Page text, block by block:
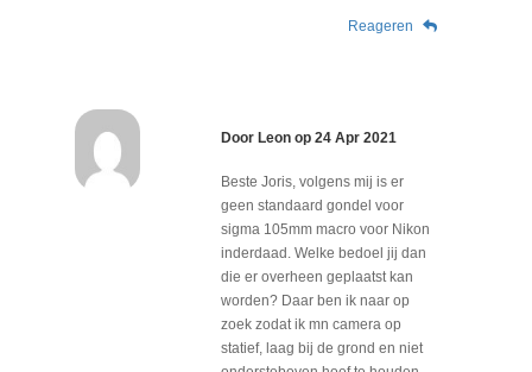
Reageren
DoorLeonop 24 Apr 2021
Beste Joris, volgens mij is er
geen standaard gondel voor
sigma 105mm macro voor Nikon
inderdaad. Welke bedoel jij dan
die er overheen geplaatst kan
worden? Daar ben ik naar op
zoek zodat ik mn camera op
statief, laag bij de grond en niet